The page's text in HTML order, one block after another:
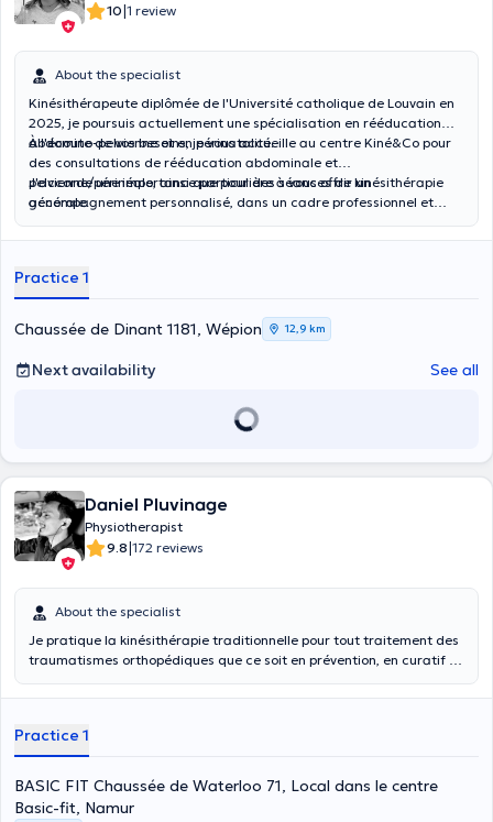
10|1 review
About the specialist
Kinésithérapeute diplômée de l'Université catholique de Louvain en
2025, je poursuis actuellement une spécialisation en rééducation
abdomino-pelvienne et en périnatalité.
À l'écoute de vos besoins, je vous accueille au centre Kiné&Co pour
des consultations de rééducation abdominale et
pelvienne/périnéale, ainsi que pour des séances de kinésithérapie
générale.
J'accorde une importance particulière à vous offrir un
accompagnement personnalisé, dans un cadre professionnel et
Practice 1
Chaussée de Dinant 1181, Wépion 12,9 km
Next availability See all
Daniel Pluvinage
Physiotherapist
9.8|172 reviews
About the specialist
Je pratique la kinésithérapie traditionnelle pour tout traitement des
traumatismes orthopédiques que ce soit en prévention, en curatif ou
manuelle ostéopathique qui me permet de traiter les blocages
articulaires). Enfin, je forme les travailleurs à mieux gérer leur corps
au travail grâce à l'ergonomie et plus précisément à l'ergomotricité
pour les travailleurs physiques. J'ai acquis actuellement une
expérience de plus de 4000 heures de cours.
Practice 1
BASIC FIT Chaussée de Waterloo 71, Local dans le centre
Basic-fit, Namur